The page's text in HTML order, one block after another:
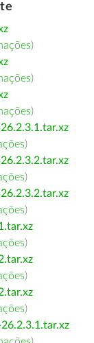
)
)
)
)
)
)
)
)
)